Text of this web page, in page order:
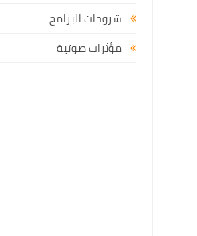
شروحات البرامج
مؤثرات صوتية